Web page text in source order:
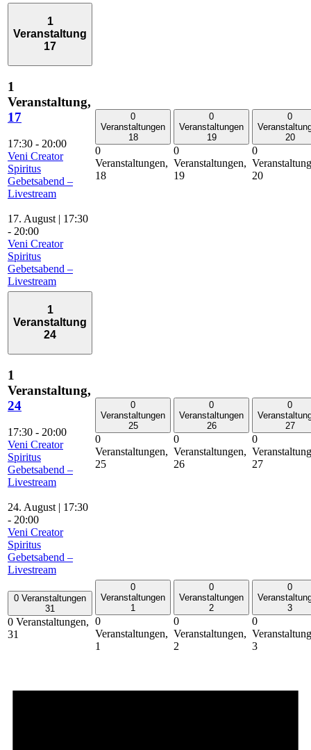
1
Veranstaltung
17
1
Veranstaltung,
17
17:30 - 20:00
Veni Creator
Spiritus
Gebetsabend –
Livestream
17. August | 17:30
- 20:00
Veni Creator
Spiritus
Gebetsabend –
Livestream
0
Veranstaltungen
18
0
Veranstaltungen,
18
0
Veranstaltungen
19
0
Veranstaltungen,
19
0
20
0
20
1
Veranstaltung
24
1
Veranstaltung,
24
17:30 - 20:00
Veni Creator
Spiritus
Gebetsabend –
Livestream
24. August | 17:30
- 20:00
Veni Creator
Spiritus
Gebetsabend –
Livestream
0
Veranstaltungen
25
0
Veranstaltungen,
25
0
Veranstaltungen
26
0
Veranstaltungen,
26
0
27
0
27
0 Veranstaltungen
31
0 Veranstaltungen,
31
0
Veranstaltungen
1
0
Veranstaltungen,
1
0
Veranstaltungen
2
0
Veranstaltungen,
2
0
3
0
3